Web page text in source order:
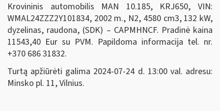
Krovininis automobilis MAN 10.185, KRJ650, VIN:
WMAL24ZZZ2Y101834, 2002 m., N2, 4580 cm3, 132 kW,
dyzelinas, raudona, (SDK) – CAPMHNCF. Pradinė kaina
11543,40 Eur su PVM. Papildoma informacija tel. nr.
+370 686 31832.
Turtą apžiūrėti galima 2024-07-24 d. 13:00 val. adresu:
Minsko pl. 11, Vilnius.